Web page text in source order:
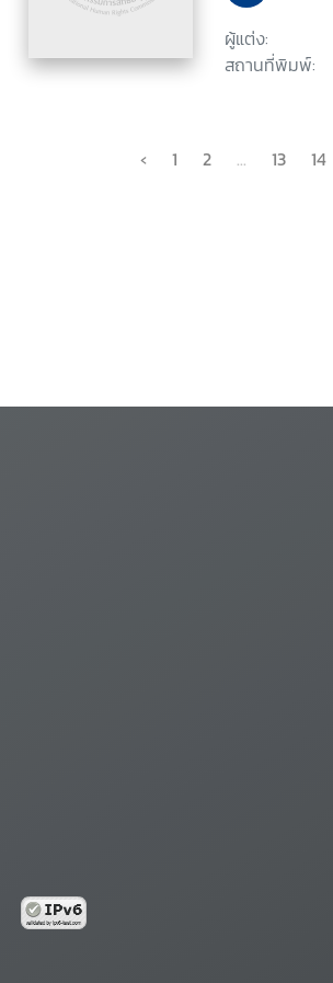
ผู้แต่ง:
สถานที่พิมพ์:
‹ 1 2 ... 13 14